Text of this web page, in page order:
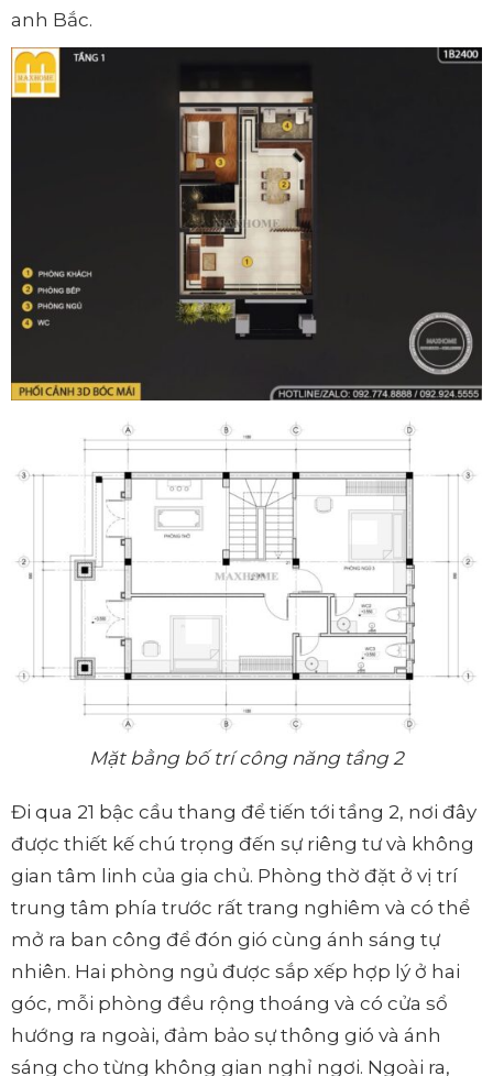
anh Bắc.
Mặt bằng bố trí công năng tầng 2
Đi qua 21 bậc cầu thang để tiến tới tầng 2, nơi đây
được thiết kế chú trọng đến sự riêng tư và không
gian tâm linh của gia chủ. Phòng thờ đặt ở vị trí
trung tâm phía trước rất trang nghiêm và có thể
mở ra ban công để đón gió cùng ánh sáng tự
nhiên. Hai phòng ngủ được sắp xếp hợp lý ở hai
góc, mỗi phòng đều rộng thoáng và có cửa sổ
hướng ra ngoài, đảm bảo sự thông gió và ánh
sáng cho từng không gian nghỉ ngơi. Ngoài ra,